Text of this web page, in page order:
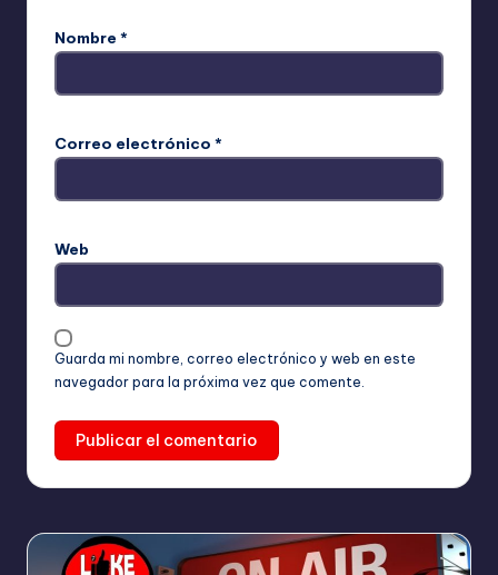
Nombre *
Correo electrónico *
Web
Guarda mi nombre, correo electrónico y web en este
navegador para la próxima vez que comente.